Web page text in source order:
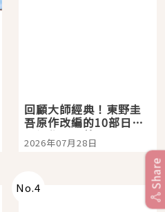
回顧大師經典！東野圭
吾原作改編的10部日本
影視作品推薦
2026年07月28日
No.4 Share